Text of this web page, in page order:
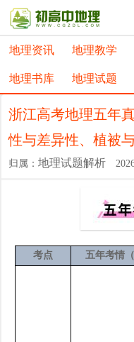
地理资讯 地理教学
地理书库 地理试题
浙江高考地理五年
性与差异性、植被
归属：地理试题解析
考点 五年考情（